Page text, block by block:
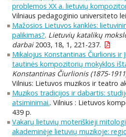
problemos XX a. lietuvių
Vilniaus pedagoginio universiteto
Mažosios Lietuvos kanklės:
palikimas?. Lietuvių katalikų
darbai2003, 18, 1, 221-237.
Mikalojus Konstantinas Čiurlionis ir
tautinės kompozitorių mokyklos
Konstantinas Čiurlionis (1875-
Vilnius: Lietuvos muzikos ir teatro
Muzikos tradicijos ir dabartis:
atsiminimai.. Vilnius : Lietuvos
439 p.
Vakarų lietuvių moteriškieji
akademinėje lietuvių muzikoje: